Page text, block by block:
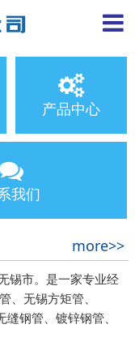
产品中心
我们
more>>
市。是一家专业经
、无锡方矩管、
钢管、镀锌钢管、